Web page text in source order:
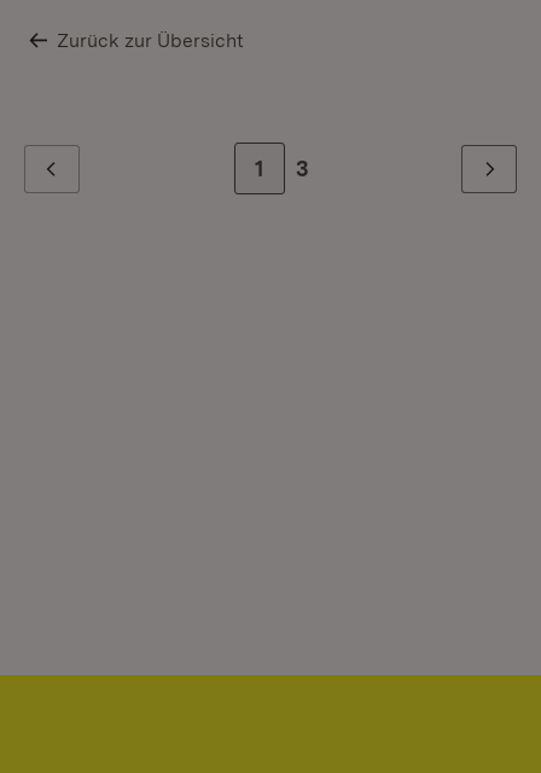
Zurück zur Übersicht
Zur Seite
1 Zur letzten Seite
3 Weiter